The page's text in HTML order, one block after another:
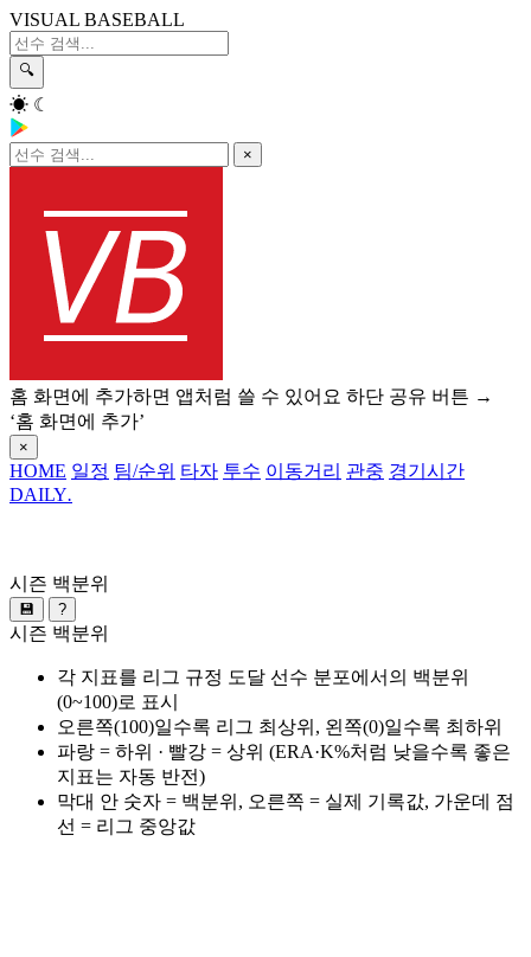
VISUAL BASEBALL
🔍
☀ ☾
×
홈 화면에 추가하면 앱처럼 쓸 수 있어요 하단 공유 버튼 →
‘홈 화면에 추가’
×
HOME 일정 팀/순위 타자 투수 이동거리 관중 경기시간
DAILY.
시즌 백분위
💾 ?
시즌 백분위
각 지표를 리그 규정 도달 선수 분포에서의 백분위
(0~100)로 표시
오른쪽(100)일수록 리그 최상위, 왼쪽(0)일수록 최하위
파랑 = 하위 · 빨강 = 상위 (ERA·K%처럼 낮을수록 좋은
지표는 자동 반전)
막대 안 숫자 = 백분위, 오른쪽 = 실제 기록값, 가운데 점
선 = 리그 중앙값